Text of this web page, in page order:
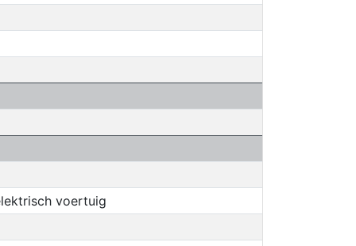
voertuig